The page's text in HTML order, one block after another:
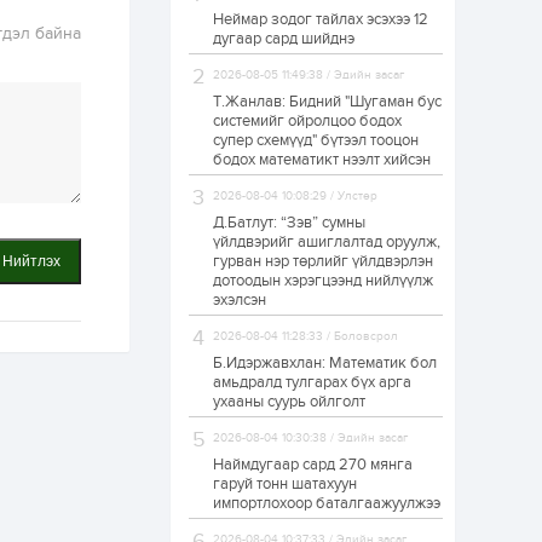
байна
Нийтлэх
Н.Номтойбаяр:
Аймгуудад
тулгамдаж буй
асуудлуудыг долоо
хоног бүр Засгийн
газрын...
1 өдөр 0
УИХ-ын дарга
С.Бямбацогт төрийг
төлөөлөн Сутай
хайрхны тэнгэрийг
тахих төрийн
тахилгад оролцлоо
1 өдөр 2 0
“Хотын дарга сонсож
дугаарыг
наймдугаар сарын
1 өдөр 0
“Чингис хаан” олон
руу нийтийн тээврийн
автобус 24 цагаар
үйлчилж байна
1 өдөр 1 0
Неймар зодог тайлах эсэхээ 12
дугаар сард шийднэ
2026-08-05 11:49:38 / Эдийн засаг
Т.Жанлав: Бидний "Шугаман бус
системийг ойролцоо бодох
супер схемүүд" бүтээл тооцон
бодох математикт нээлт хийсэн
2026-08-04 10:08:29 / Улстөр
Д.Батлут: “Зэв” сумны
үйлдвэрийг ашиглалтад оруулж,
гурван нэр төрлийг үйлдвэрлэн
дотоодын хэрэгцээнд нийлүүлж
эхэлсэн
2026-08-04 11:28:33 / Боловсрол
Б.Идэржавхлан: Математик бол
амьдралд тулгарах бүх арга
ухааны суурь ойлголт
2026-08-04 10:30:38 / Эдийн засаг
Наймдугаар сард 270 мянга
гаруй тонн шатахуун
импортлохоор баталгаажуулжээ